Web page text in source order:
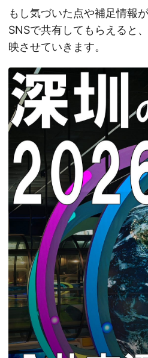
もし気づいた点や補足情報
SNSで共有してもらえると
映させていきます。